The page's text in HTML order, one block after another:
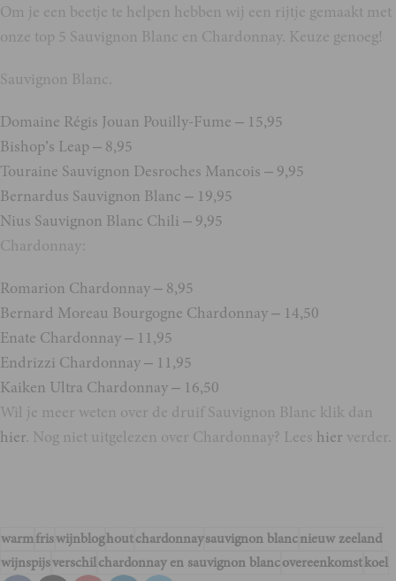
Om je een beetje te helpen hebben wij een rijtje gemaakt met
onze top 5 Sauvignon Blanc en Chardonnay. Keuze genoeg!
Sauvignon Blanc.
Domaine Régis Jouan Pouilly-Fume – 15,95
Bishop’s Leap – 8,95
Touraine Sauvignon Desroches Mancois – 9,95
Bernardus Sauvignon Blanc – 19,95
Nius Sauvignon Blanc Chili – 9,95
Chardonnay:
Romarion Chardonnay – 8,95
Bernard Moreau Bourgogne Chardonnay – 14,50
Enate Chardonnay – 11,95
Endrizzi Chardonnay – 11,95
Kaiken Ultra Chardonnay – 16,50
Wil je meer weten over de druif Sauvignon Blanc klik dan
hier. Nog niet uitgelezen over Chardonnay? Lees hier verder.
warmfriswijnbloghoutchardonnaysauvignon blancnieuw zeeland
wijnspijsverschilchardonnay en sauvignon blancovereenkomstkoel